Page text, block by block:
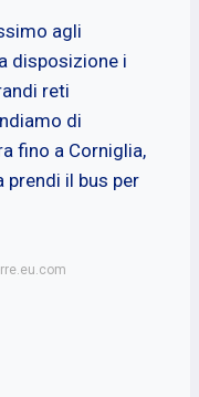
agli
disposizione i
reti
di
fino a Corniglia,
prendi il bus per